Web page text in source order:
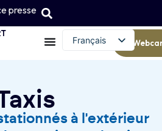
presse
Français
à l'extérieur